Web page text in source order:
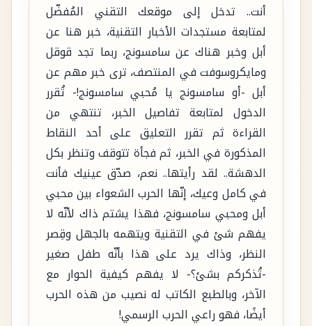
أنت.. تدخل إلى موقعك التقني المُفضّل
لمتابعة مستجدات الأخبار التقنية، خبر هنا عن
أبل وخبر هناك عن سامسونج، ربما تجد قوقل
ومايكروسوفت في المنتصف، ترى خبر مهم عن
أبل -أو سامسونج يا مُحبي سامسونج!- تُقرر
الدخول لمتابعة تفاصيل الخبر، تنتهي من
القراءة ثم تقرر التعليق على أحد النقاط
المذكورة في الخبر، ثم فجأة تتوقف وتنظر بكل
الدهشة.. لقد رأيتها.. نعم، صدّق عينيك فأنت
في كامل وعيك، إنّها الحرب الشعواء بين محبي
أبل ومحبي سامسونج، فهذا يشتم ذاك لأنّه لا
يفهم شئ في التقنية ويتهمه بالجهل وقِصر
النظر، وذاك يرد على هذا بأنّه طفل صغير
-تُذكركم بشئ؟- لا يفهم كيفية الحوار مع
الآخر، وبالطبع الكاتب له نصيب من هذه الحرب
أيضًا، فهو راعي الحرب الرسمي!